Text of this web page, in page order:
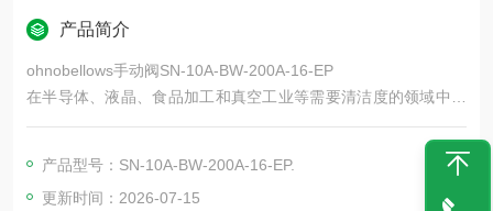
产品简介
ohnobellows手动阀SN-10A-BW-200A-16-EP
在半导体、液晶、食品加工和真空工业等需要清洁度的领域中，
内部不会混入杂质。
产品型号：SN-10A-BW-200A-16-EP.
更新时间：2026-07-15